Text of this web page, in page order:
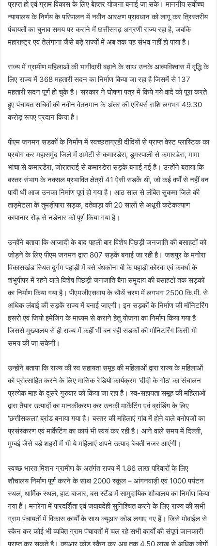
प्राप्त हो एवं ग्राम विकास के लिए बेहतर योजना बनाई जा सके। माननीय सर्वाेच्च
न्यायालय के निर्णय के परिपालन में नवीन आरक्षण प्रावधान को लागू कर त्रिस्तरीय
पंचायतों का चुनाव समय पर कराने में छत्तीसगढ़ अग्रणी राज्य रहा है, जबकि
महाराष्ट्र एवं तेलंगाना जैसे बड़े राज्यों में अब तक यह संभव नहीं हो पाया है।
राज्य में ग्रामीण महिलाओं की भागीदारी बढ़ाने के साथ उनके आत्मविश्वास में वृद्धि के
लिए राज्य में 368 महतारी सदन का निर्माण किया जा रहा है जिसमें से 137
महतारी सदन पूर्ण हो चुके है। सरकार ने घोषणा पत्र में किये गये वादे को पूरा करते
हुए पंचायत सचिवों की नवीन वेतनमान के अंतर की एरियर्स राशि लगभग 49.30
करोड़ रूपए प्रदान किया है।
पीएम जनमन सडकों के निर्माण में स्वच्छताग्रही दीदियों से प्राप्त वेस्ट प्लास्टिक का
प्रयोग कर महासमुंद जिले में अमेटी से कमारडेरा, डूमरपाली से कमारडेरा, मामा
भांचा से कमारडेरा, जोरातराई से कमारडेरा सड़के बनाई गई है। उन्होंने बताया कि
बस्तर संभाग के नक्सल प्रभावित क्षेत्रों 41 ऐसी सड़कें थी, जो कई वर्षों से नहीं बन
पायी थी आज उनका निर्माण पूर्ण हो गया है। आठ साल से लंबित सुकमा जिले की
ताड़मेटला के तुमड़ीपारा सड़क, दंतेवाड़ा की 20 सालों से अधूरी कटेकल्याण
कापानार रोड़ से नडेनार को पूर्ण किया गया है।
उन्होंने बताया कि आजादी के बाद पहली बार विशेष पिछड़ी जनजाति की बसाहटों को
जोड़ने के लिए पीएम जनमन द्वारा 807 सड़कें बनाई जा रहीे है। जशपुर के मनोरा
विकासखंड स्थित दुर्गम पहाड़ी में बसे बंधकोना बी के पहाड़ी कोरवा एवं कवर्धा के
शंभुपीपर में रहने वाले विशेष पिछड़ी जनजाति बैगा समुदाय की बसाहटों तक सड़कों
का निर्माण किया गया है। पीएमजीएसवाय के चौथें चरण में लगभग 2500 कि.मी. से
अधिक लंबाई की सड़कें राज्य में बनाई जाएगी। इन सड़कों के निर्माण की मॉनिटरिंग
इसरो एवं जियो इमेजिंग के माध्यम से कराने हेतु योजना का निर्माण किया गया है
जिससे मुख्यालय से ही राज्य में कहीं भी बन रही सड़कों की मॉनिटरिंग किसी भी
समय की जा सकेगी।
उन्होंने बताया कि राज्य की स्व सहायता समूह की महिलाओं द्वारा राज्य के महिलाओं
को प्रोत्साहित करने के लिए मासिक रेडियो कार्यक्रम ‘दीदी के गोठ‘ का संचालन
प्रत्येक माह के दूसरे गुरुवार को किया जा रहा हैै। स्व-सहायता समूह की महिलाओं
द्वारा तैयार उत्पादों का मानकीकरण कर उनकी मार्केटिंग एवं ब्रांडिंग के लिए
‘छत्तीसकला‘ ब्रांड बनाया गया है। बस्तर की महिलाएं गांव में होने वाले वनोपजों का
प्रसंस्करण एवं मार्केटिंग का कार्य भी स्वयं कर रही है। आने वाले समय में दिल्ली,
मुम्बई जैसे बड़े शहरों में भी ये महिलाएं अपने उत्पाद बेचती नजर आएंगी।
स्वच्छ भारत मिशन ग्रामीण के अतंर्गत राज्य में 1.86 लाख परिवारों के लिए
शौचालय निर्माण पूर्ण करने के साथ 2000 स्कूल – आंगनवाड़ी एवं 1000 पर्यटन
स्थल, धार्मिक स्थल, हाट बाजार, बस स्टैंड में सामुदायिक शौचालय का निर्माण किया
गया है। मनरेगा में पारदर्शिता एवं जवाबदेही सुनिश्चित करने के लिए राज्य की सभी
ग्राम पंचायतों में विकास कार्यों के साथ क्यूआर कोड लगाए गए हैं। जिसे मोबाईल से
स्कैन कर कोई भी व्यक्ति ग्राम पंचायतों में चल रहे सभी कार्यों की संपूर्ण जानकारी
प्राप्त कर सकते है। क्यूआर कोड स्कैन कर अब तक 4.50 लाख से अधिक लोगों